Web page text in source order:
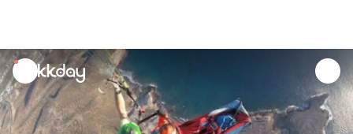
unread
notifications